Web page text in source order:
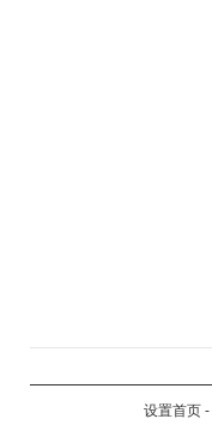
设置首页 -